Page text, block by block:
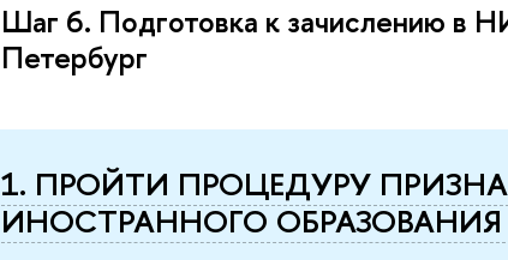
Шаг 6. Подготовка к зачислению в
Петербург
1. ПРОЙТИ ПРОЦЕДУРУ
ИНОСТРАННОГО ОБРАЗОВАНИЯ